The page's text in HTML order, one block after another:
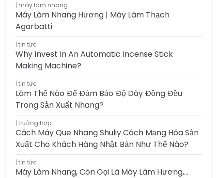
máy làm nhang
Máy Làm Nhang Hương | Máy Làm Thạch
Agarbatti
tin tức
Why Invest In An Automatic Incense Stick
Making Machine?
tin tức
Làm Thế Nào Để Đảm Bảo Độ Dày Đồng Đều
Trong Sản Xuất Nhang?
trường hợp
Cách Máy Que Nhang Shuliy Cách Mạng Hóa Sản
Xuất Cho Khách Hàng Nhật Bản Như Thế Nào?
tin tức
Máy Làm Nhang, Còn Gọi Là Máy Làm Hương,…